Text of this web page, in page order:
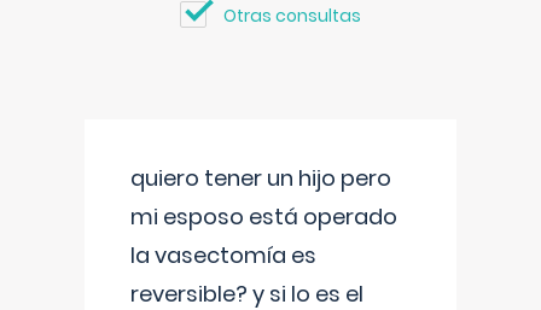
Otras consultas
quiero tener un hijo pero
mi esposo está operado
la vasectomía es
reversible? y si lo es el